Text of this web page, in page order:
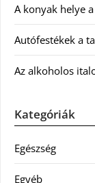
A konyak helye
Autófestékek a
Az alkoholos
Kategóriák
Egészség
Egyéb